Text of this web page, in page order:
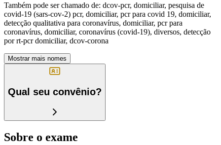
Também pode ser chamado de: dcov-pcr, domiciliar, pesquisa de
covid-19 (sars-cov-2) pcr, domiciliar, pcr para covid 19, domiciliar,
detecção qualitativa para coronavírus, domiciliar, pcr para
coronavírus, domiciliar, coronavírus (covid-19), diversos, detecção
por rt-pcr domiciliar, dcov-corona
Mostrar mais nomes
Qual seu convênio?
Sobre o exame